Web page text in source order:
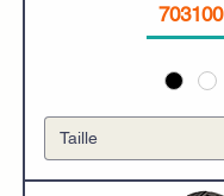
703100